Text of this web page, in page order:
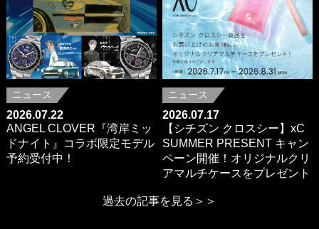
ニュース
2026.07.22
ANGEL CLOVER『湾岸ミッ
ドナイト』コラボ限定モデル
予約受付中！
ニュース
2026.07.17
【シチズン クロスシー】xC
SUMMER PRESENT キャン
ペーン開催！オリジナルクリ
アマルチケースをプレゼント
過去の記事を見る＞＞